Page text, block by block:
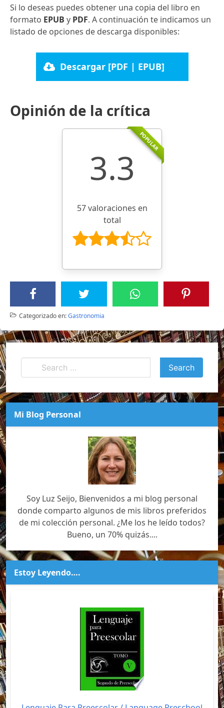
Si lo deseas puedes obtener una copia del libro en
formato EPUB y PDF. A continuación te indicamos un
listado de opciones de descarga disponibles:
Descargar [PDF | EPUB]
Opinión de la crítica
POPULAR
3.3
57 valoraciones en
total
Categorizado en:Gastronomia
Mi Blog Personal
Soy Luz Seijo, Bienvenidos a mi blog personal
donde comparto algunos de mis libros preferidos
de mi colección personal. ¿Me los he leído todos?
Bueno, un 70% quizás....
Estoy Leyendo….